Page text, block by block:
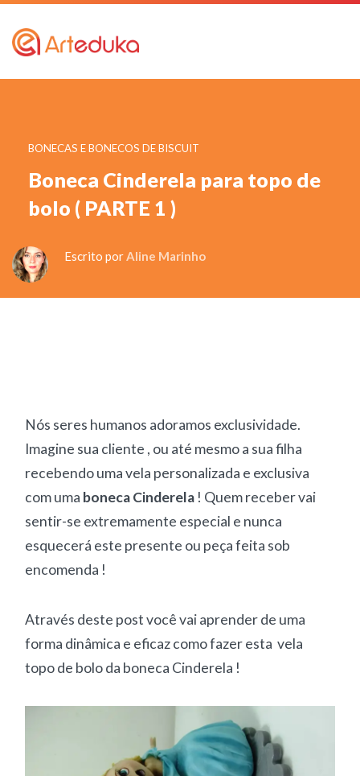
BONECAS E BONECOS DE BISCUIT
Boneca Cinderela para topo de
bolo ( PARTE 1 )
Escrito porAline Marinho
Nós seres humanos adoramos exclusividade.
Imagine sua cliente , ou até mesmo a sua filha
recebendo uma vela personalizada e exclusiva
com uma boneca Cinderela ! Quem receber vai
sentir-se extremamente especial e nunca
esquecerá este presente ou peça feita sob
encomenda !
Através deste post você vai aprender de uma
forma dinâmica e eficaz como fazer esta vela
topo de bolo da boneca Cinderela !